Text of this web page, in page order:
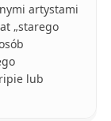
artystami
„starego
lub